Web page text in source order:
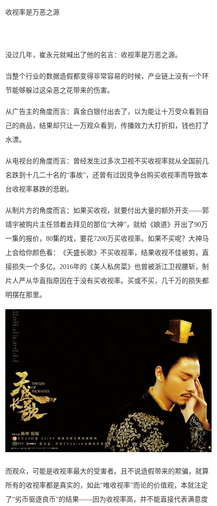
收视率是万恶之源
没过几年，崔永元就喊出了他的名言：收视率是万恶之源。
当整个行业的数据造假都变得非常容易的时候，产业链上没有一个环
节能够躲过这朵恶之花带来的伤害。
从广告主的角度而言：真金白银付出去了，以为能让十万受众看到自
己的商品，结果却只让一万观众看到，传播效力大打折扣，钱也打了
水漂。
从电视台的角度而言：曾经发生过多次卫视不买收视率就从全国前几
名跌到十几二十名的“事故”，还曾有过因竞争台购买收视率而导致本
台收视率暴跌的悲剧。
从制片方的角度而言：如果买收视，就要付出大量的额外开支——郭
靖宇被购片主任领着去拜见的那位“大神”，就给《娘道》开出了90万
一集的报价，80集的戏，要花7200万买收视率。如果不买呢？大神马
上会给你颜色看：《天盛长歌》不买收视率，结果收视不佳被剪，直
接损失一个多亿。2016年的《美人私房菜》也曾被浙江卫视腰斩，制
片人严从华直指原因在于没有买收视率。买或不买，几千万的损失都
明摆在那里。
而观众，可能是收视率最大的受害者。且不说造假带来的欺骗，就算
所有的收视率都是真实的，如此“唯收视率”而论的价值观，本就注定
了“劣币驱逐良币”的结果——因为收视率高，并不能直接代表满意度